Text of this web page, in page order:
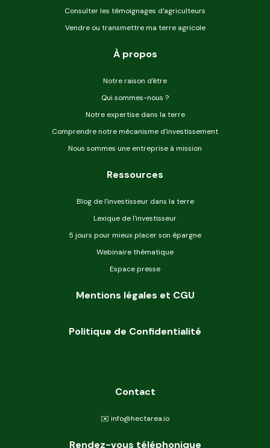
Consulter les témoignages d'agriculteurs
Vendre ou transmettre ma terre agricole
À propos
Notre raison d'être
Qui sommes-nous ?
Notre expertise dans la terre
Comprendre notre mécanisme d'investissement
Nous sommes une entreprise à mission
Ressources
Blog de l'investisseur dans la terre
Lexique de l'investisseur
5 jours pour mieux placer son épargne
Webinaire thématique
Espace presse
Mentions légales et CGU
Politique de Confidentialité
Contact
✉️ info@hectarea.io
Rendez-vous téléphonique